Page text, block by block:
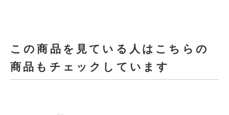
この商品を見ている人はこちらの
商品もチェックしています